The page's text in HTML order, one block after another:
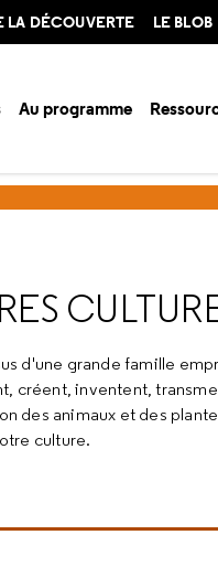
LA DÉCOUVERTE LE BLOB
Au programme
d'une grande famille
créent, inventent,
des animaux et des
culture.